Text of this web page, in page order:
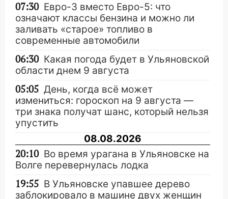
07:30 Евро-3 вместо Евро-5: что
означают классы бензина и можно ли
заливать «старое» топливо в
современные автомобили
06:30 Какая погода будет в Ульяновской
области днем 9 августа
05:05 День, когда всё может
измениться: гороскоп на 9 августа —
три знака получат шанс, который нельзя
упустить
08.08.2026
20:10 Во время урагана в Ульяновске на
Волге перевернулась лодка
19:55 В Ульяновске упавшее дерево
заблокировало в машине двух женщин